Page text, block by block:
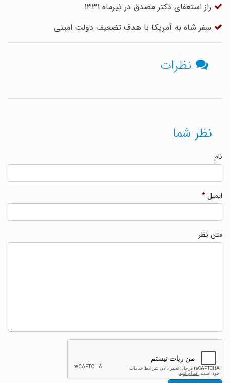
راز استعفای دکتر مصدق در تیرماه ۱۳۳۱
سفر شاه به آمریکا با هدف تضعیف دولت امینی
نظرات
نظر شما
ایمیل*
متن نظر